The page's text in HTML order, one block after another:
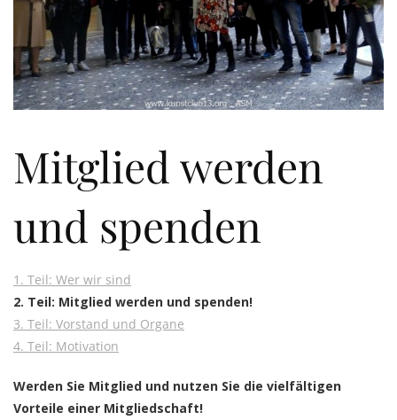
Mitglied werden
und spenden
1. Teil: Wer wir sind
2. Teil: Mitglied werden und spenden!
3. Teil: Vorstand und Organe
4. Teil: Motivation
Werden Sie Mitglied und nutzen Sie die vielfältigen
Vorteile einer Mitgliedschaft!